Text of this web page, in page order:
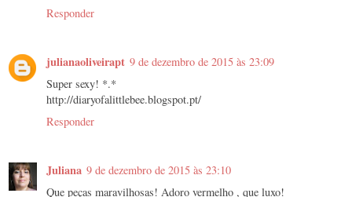
Responder
julianaoliveirapt 9 de dezembro de 2015 às 23:09
Super sexy! *.*
http://diaryofalittlebee.blogspot.pt/
Responder
Juliana 9 de dezembro de 2015 às 23:10
Que peças maravilhosas! Adoro vermelho , que luxo!